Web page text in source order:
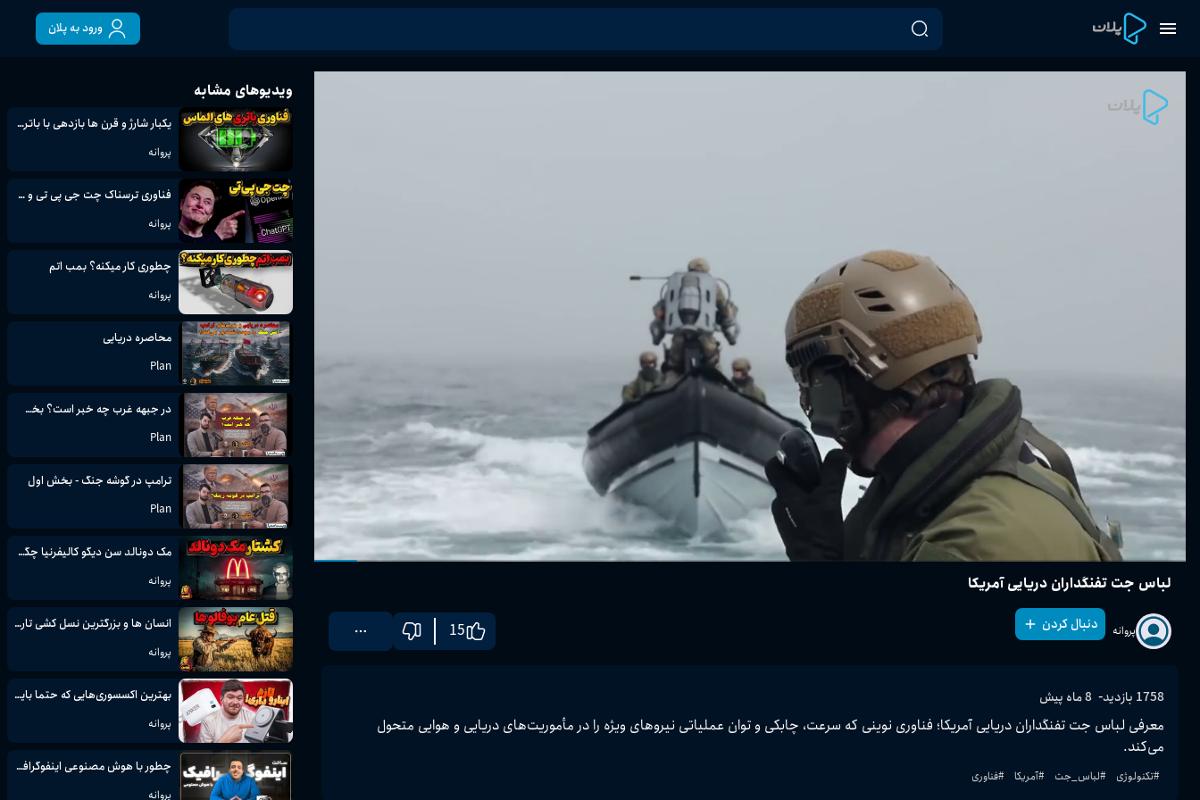
ورود به پلان
لباس جت تفنگداران دریایی آمریکا
پروانه دنبال کردن 15
1758 بازدید- 8 ماه پیش
معرفی لباس جت تفنگداران دریایی آمریکا؛ فناوری نوینی که سرعت، چابکی و توان عملیاتی نیروهای ویژه را در مأموریت‌های دریایی و هوایی متحول
می‌کند.
#تکنولوژی #لباس_جت #آمریکا #فناوری
ویدیوهای مشابه
یکبار شارژ و قرن ها بازدهی با باتری های شگفت انگیز الماسی
پروانه
فناوری ترسناک چت جی پی تی و دنیای جدید پیش رو
پروانه
چطوری کار میکنه؟ بمب اتم
پروانه
محاصره دریایی
Plan
در جبهه غرب چه خبر است؟ بخش دوم
Plan
ترامپ در گوشه جنگ - بخش اول
Plan
مک دونالد سن دیگو کالیفرنیا چگونه به خاک و خون کشیده شد؟
پروانه
انسان ها و بزرگترین نسل کشی تاریخ، به خاک و خون کشیدن 60 میلیون بوفالو
پروانه
بهترین اکسسوری‌هایی که حتما باید داشته باشی!
پروانه
چطور با هوش مصنوعی اینفوگرافیک جذاب بسازیم؟
پروانه